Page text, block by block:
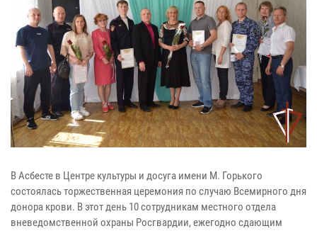
В Асбесте в Центре культуры и досуга имени М. Горького
состоялась торжественная церемония по случаю Всемирного дня
донора крови. В этот день 10 сотрудникам местного отдела
вневедомственной охраны Росгвардии, ежегодно сдающим